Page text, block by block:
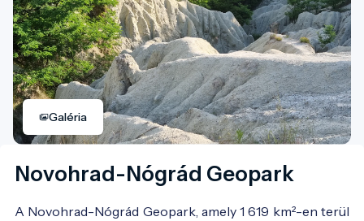
Galéria
Novohrad-Nógrád Geopark
A Novohrad-Nógrád Geopark, amely 1 619 km²-en terül